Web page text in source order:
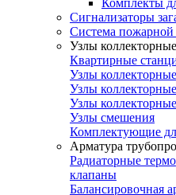
Комплекты
Сигнализаторы
Система пожарной
Узлы
Квартирные
Узлы
Узлы
Узлы
Узлы смешения
Комплектующие
Арматура
Радиаторные
клапаны
Балансировочная